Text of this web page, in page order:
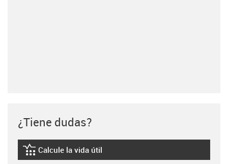
¿Tiene dudas?
igus-icon-lebensdauerrechner
Calcule la vida útil